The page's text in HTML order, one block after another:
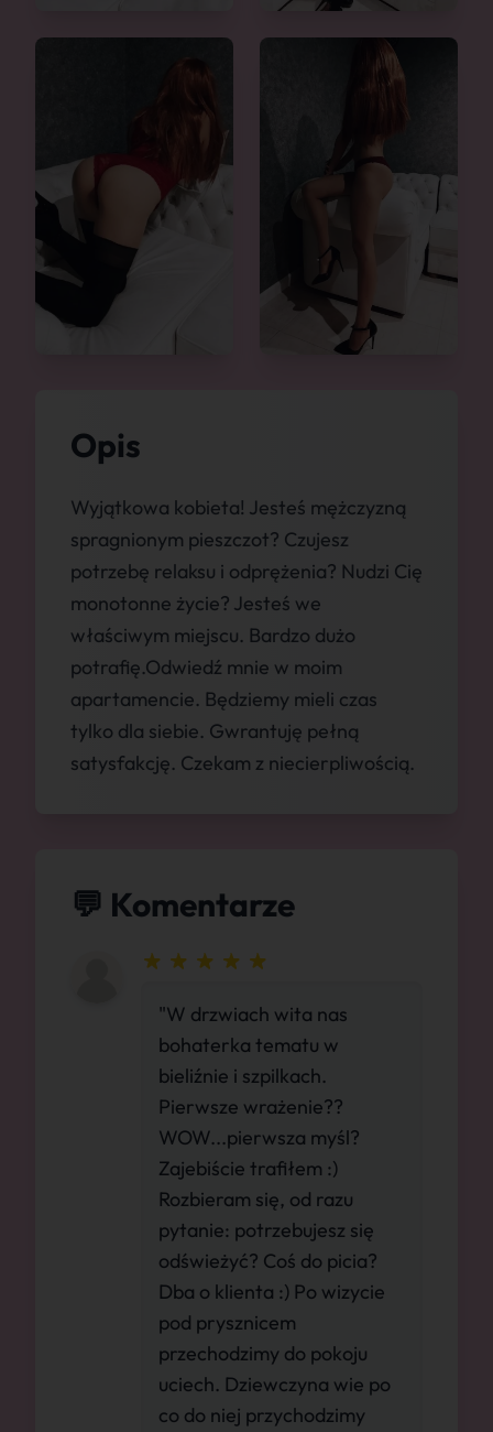
Opis
Wyjątkowa kobieta! Jesteś mężczyzną
spragnionym pieszczot? Czujesz
potrzebę relaksu i odprężenia? Nudzi Cię
monotonne życie? Jesteś we
właściwym miejscu. Bardzo dużo
potrafię.Odwiedź mnie w moim
apartamencie. Będziemy mieli czas
tylko dla siebie. Gwrantuję pełną
satysfakcję. Czekam z niecierpliwością.
💬 Komentarze
"W drzwiach wita nas
bohaterka tematu w
bieliźnie i szpilkach.
Pierwsze wrażenie??
WOW...pierwsza myśl?
Zajebiście trafiłem :)
Rozbieram się, od razu
pytanie: potrzebujesz się
odświeżyć? Coś do picia?
Dba o klienta :) Po wizycie
pod prysznicem
przechodzimy do pokoju
uciech. Dziewczyna wie po
co do niej przychodzimy